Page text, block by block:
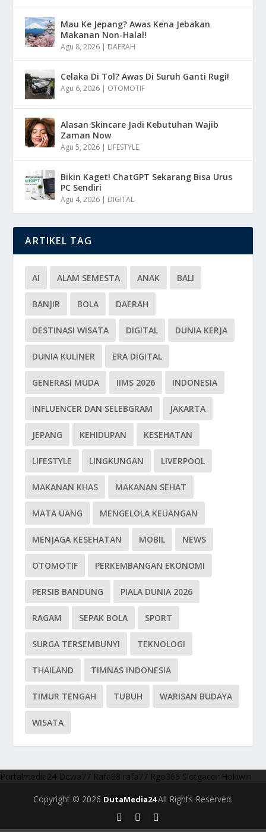
Mau Ke Jepang? Awas Kena Jebakan
Makanan Non-Halal!
Agu 8, 2026 | DAERAH
Celaka Di Tol? Awas Di Suruh Ganti Rugi!
Agu 6, 2026 | OTOMOTIF
Alasan Skincare Jadi Kebutuhan Wajib
Zaman Now
Agu 5, 2026 | LIFESTYLE
Bikin Kaget! ChatGPT Sekarang Bisa Urus
PC Sendiri
Agu 4, 2026 | DIGITAL
ARTIKEL TAG
AI ALAM SEMESTA ANAK BALI
BANJIR BOLA DAERAH
DESTINASI WISATA DIGITAL DUNIA KERJA
DUNIA KULINER ERA DIGITAL
GENERASI MUDA IIMS 2026 INDONESIA
INFLUENCER DAN SELEBGRAM JAKARTA
JEPANG KEHIDUPAN KESEHATAN
LIFESTYLE LINGKUNGAN LIVERPOOL
MAKANAN KHAS MAKANAN SEHAT
MATA UANG MENGELOLA KEUANGAN
MENJAGA KESEHATAN MOBIL NEWS
OTOMOTIF PERKEMBANGAN EKONOMI
PERSIB BANDUNG PIALA DUNIA 2026
RAGAM SEPAK BOLA SPORT
SURGA TERSEMBUNYI TEKNOLOGI
THAILAND TIMNAS INDONESIA
TIMUR TENGAH TUBUH WARISAN BUDAYA
WISATA
Portalmedia24 Dewa77 Rafa88 rafa77 Rgo365 Slotgacor Hokiwin
Copyright © 2026 DutaMedia24All Rights Reserved.